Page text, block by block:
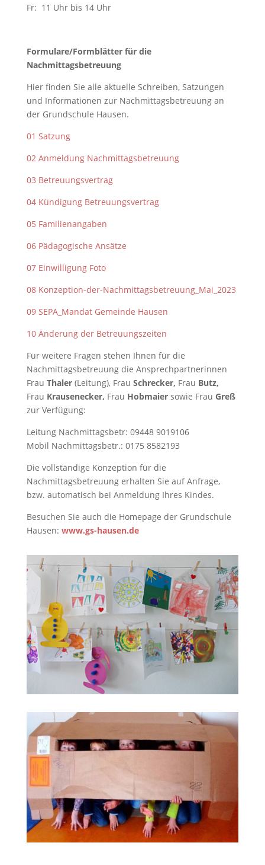
Fr: 11 Uhr bis 14 Uhr
Formulare/Formblätter für die
Nachmittagsbetreuung
Hier finden Sie alle aktuelle Schreiben, Satzungen
und Informationen zur Nachmittagsbetreuung an
der Grundschule Hausen.
01 Satzung
02 Anmeldung Nachmittagsbetreuung
03 Betreuungsvertrag
04 Kündigung Betreuungsvertrag
05 Familienangaben
06 Pädagogische Ansätze
07 Einwilligung Foto
08 Konzeption-der-Nachmittagsbetreuung_Mai_2023
09 SEPA_Mandat Gemeinde Hausen
10 Änderung der Betreuungszeiten
Für weitere Fragen stehen Ihnen für die
Nachmittagsbetreuung die Ansprechpartnerinnen
Frau Thaler (Leitung), Frau Schrecker, Frau Butz,
Frau Krausenecker, Frau Hobmaier sowie Frau Greß
zur Verfügung:
Leitung Nachmittagsbetr: 09448 9019106
Mobil Nachmittagsbetr.: 0175 8582193
Die vollständige Konzeption für die
Nachmittagsbetreuung erhalten Sie auf Anfrage,
bzw. automatisch bei Anmeldung Ihres Kindes.
Besuchen Sie auch die Homepage der Grundschule
Hausen: www.gs-hausen.de